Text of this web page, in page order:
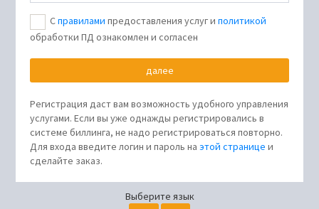
Справилами предоставления услуг иполитикой
обработки ПД ознакомлен и согласен
Регистрация даст вам возможность удобного управления
услугами. Если вы уже однажды регистрировались в
системе биллинга, не надо регистрироваться повторно.
Для входа введите логин и пароль на этой странице и
сделайте заказ.
Выберите язык